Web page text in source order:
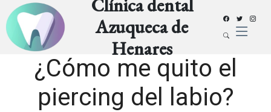
Clínica dental
Azuqueca de
Henares
¿Cómo me quito el
piercing del labio?